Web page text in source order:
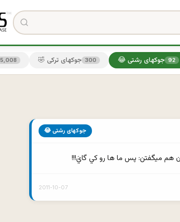
5,008 🤣 جوکهای ترکی 300 😂 جوکهای رشتی 92
😂 جوکهای رشتی
هم ميگفتن: پس ما ها رو كي گايَ!!!
2011-10-07